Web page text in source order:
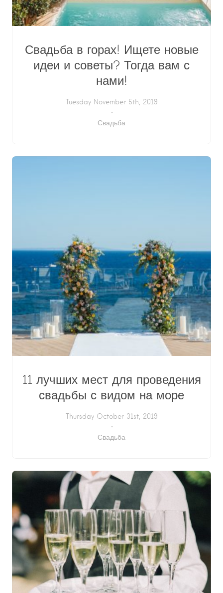
Свадьба в горах! Ищете новые
идеи и советы? Тогда вам с
нами!
Tuesday November 5th, 2019
Свадьба
11 лучших мест для проведения
свадьбы с видом на море
Thursday October 31st, 2019
Свадьба